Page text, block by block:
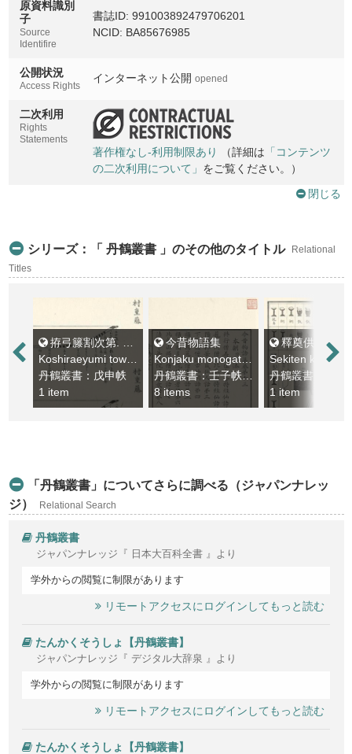
原資料識別
子
Source
Identifire
書誌ID: 991003892479706201
NCID: BA85676985
公開状況
Access Rights
インターネット公開 opened
二次利用
Rights
Statements
著作権なし-利用制限あり （詳細は 「コンテンツ
の二次利用について」 をご覧ください。）
閉じる
シリーズ：「 丹鶴叢書 」のその他のタイトル
Relational
Titles
拵弓籐割次第. 諸鞍日記
Koshiraeyumi towari shidai. Shoan nikki
丹鶴叢書：戊申帙
1 item
今昔物語集
Konjaku monogatarishu
丹鶴叢書：壬子帙 - 癸丑帙
8 items
釋奠供物圖 . 諸陵雜事
丹鶴叢書：戊申
1 item
「丹鶴叢書」についてさらに調べる（ジャパンナレッ
ジ）
Relational Search
丹鶴叢書
ジャパンナレッジ『 日本大百科全書 』より
学外からの閲覧に制限があります
リモートアクセスにログインしてもっと読む
たんかくそうしょ【丹鶴叢書】
ジャパンナレッジ『 デジタル大辞泉 』より
学外からの閲覧に制限があります
リモートアクセスにログインしてもっと読む
たんかくそうしょ【丹鶴叢書】